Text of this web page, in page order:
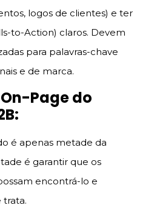
logos de clientes) e ter
to-Action) claros. Devem
para palavras-chave
e de marca.
Page do
é apenas metade da
é garantir que os
encontrá-lo e
trata.